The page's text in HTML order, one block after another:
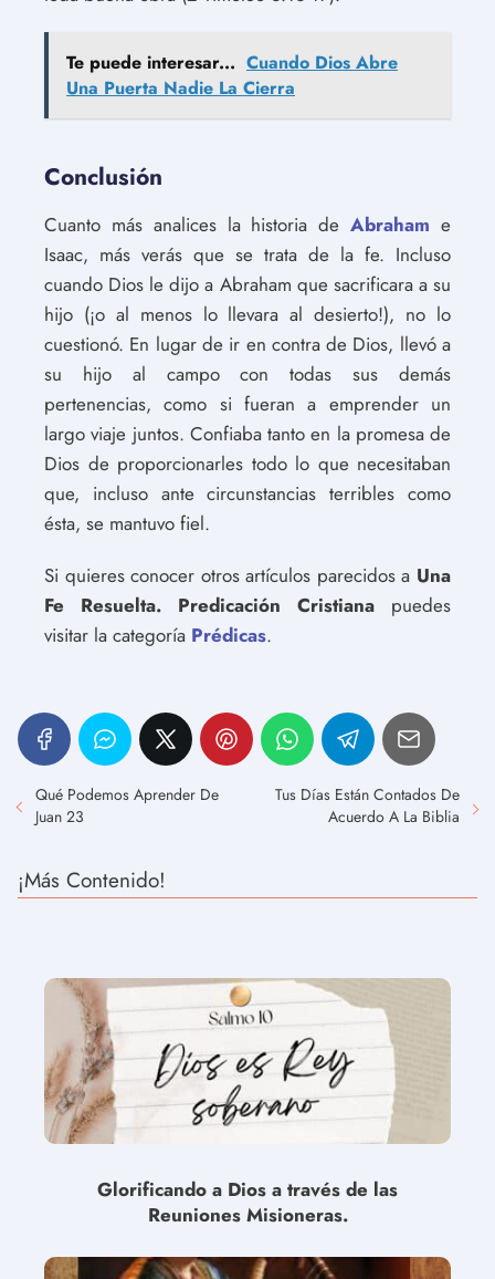
Te puede interesar... Cuando Dios Abre
Una Puerta Nadie La Cierra
Conclusión
Cuanto más analices la historia deAbraham e
Isaac, más verás que se trata de la fe. Incluso
cuando Dios le dijo a Abraham que sacrificara a su
hijo (¡o al menos lo llevara al desierto!), no lo
cuestionó. En lugar de ir en contra de Dios, llevó a
su hijo al campo con todas sus demás
pertenencias, como si fueran a emprender un
largo viaje juntos. Confiaba tanto en la promesa de
Dios de proporcionarles todo lo que necesitaban
que, incluso ante circunstancias terribles como
ésta, se mantuvo fiel.
Si quieres conocer otros artículos parecidos a Una
Fe Resuelta. Predicación Cristiana puedes
visitar la categoría Prédicas.
Qué Podemos Aprender De
Juan 23
Tus Días Están Contados De
Acuerdo A La Biblia
¡Más Contenido!
Glorificando a Dios a través de las
Reuniones Misioneras.